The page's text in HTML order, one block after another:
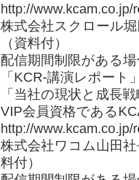
http://www.kcam.co.jp/
株式会社スクロール
（資料付）
配信期間制限がある
「KCR-講演レポー
「当社の現状と成長
VIP会員資格である
http://www.kcam.co.jp/
株式会社ワコム山田
料付）